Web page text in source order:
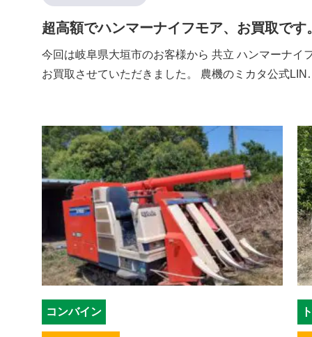
超高額でハンマーナイフモア、お買取です
今回は岐阜県大垣市のお客様から 共立 ハンマーナイ
お買取させていただきました。 農機のミカタ公式
コンバイン